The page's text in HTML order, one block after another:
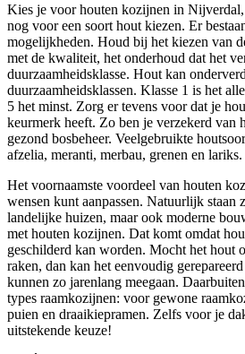
Kies je voor houten kozijnen in
nog voor een soort hout kiezen. Er
mogelijkheden. Houd bij het kiezen van
met de kwaliteit, het onderhoud dat het
duurzaamheidsklasse. Hout kan
duurzaamheidsklassen. Klasse 1 is het
5 het minst. Zorg er tevens voor dat je
keurmerk heeft. Zo ben je verzekerd van
gezond bosbeheer. Veelgebruikte
afzelia, meranti, merbau, grenen en lariks.
Het voornaamste voordeel van houten
wensen kunt aanpassen. Natuurlijk staan
landelijke huizen, maar ook moderne
met houten kozijnen. Dat komt omdat
geschilderd kan worden. Mocht het hout
raken, dan kan het eenvoudig
kunnen zo jarenlang meegaan.
types raamkozijnen: voor gewone
puien en draaikiepramen. Zelfs voor je
uitstekende keuze!